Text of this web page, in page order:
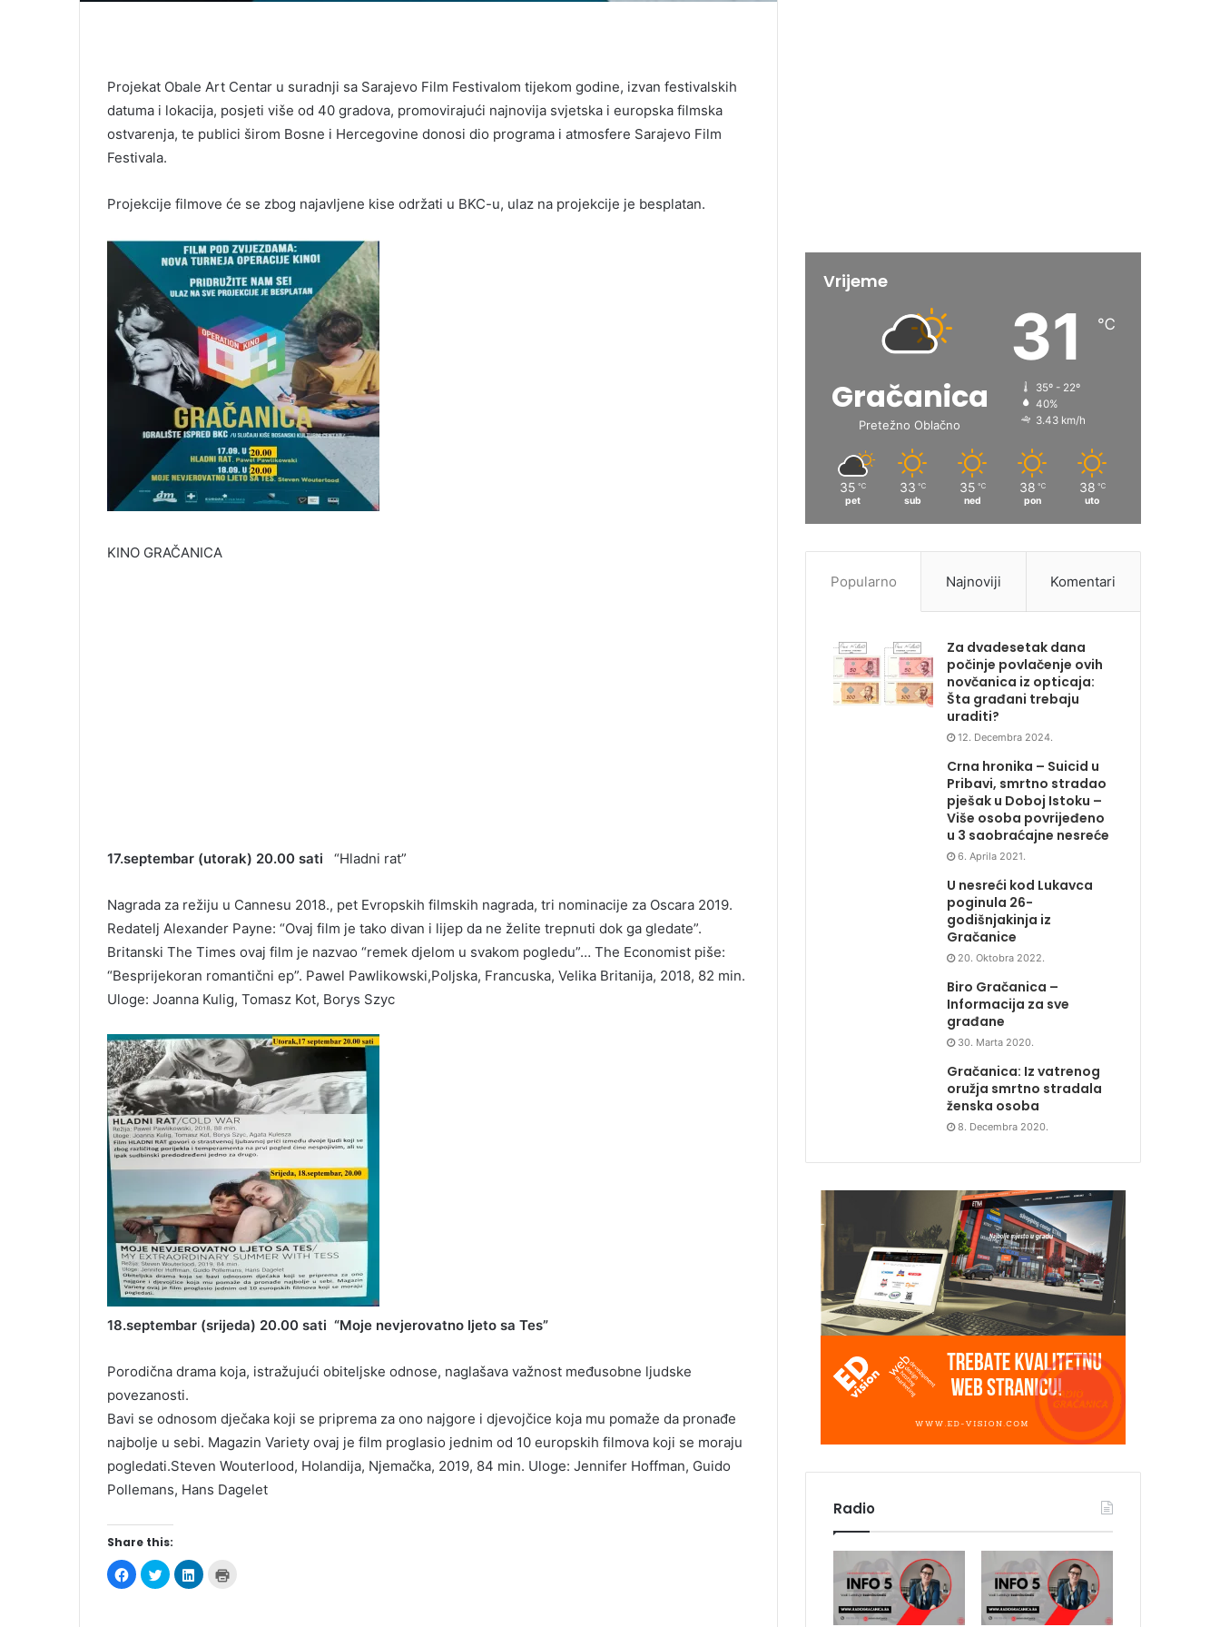
Projekat Obale Art Centar u suradnji sa Sarajevo Film Festivalom tijekom godine, izvan festivalskih
datuma i lokacija, posjeti više od 40 gradova, promovirajući najnovija svjetska i europska filmska
ostvarenja, te publici širom Bosne i Hercegovine donosi dio programa i atmosfere Sarajevo Film
Festivala.
Projekcije filmove će se zbog najavljene kise održati u BKC-u, ulaz na projekcije je besplatan.
KINO GRAČANICA
17.septembar (utorak) 20.00 sati “Hladni rat”
Nagrada za režiju u Cannesu 2018., pet Evropskih filmskih nagrada, tri nominacije za Oscara 2019.
Redatelj Alexander Payne: “Ovaj film je tako divan i lijep da ne želite trepnuti dok ga gledate”.
Britanski The Times ovaj film je nazvao “remek djelom u svakom pogledu”… The Economist piše:
“Besprijekoran romantični ep”. Pawel Pawlikowski,Poljska, Francuska, Velika Britanija, 2018, 82 min.
Uloge: Joanna Kulig, Tomasz Kot, Borys Szyc
18.septembar (srijeda) 20.00 sati “Moje nevjerovatno ljeto sa Tes”
Porodična drama koja, istražujući obiteljske odnose, naglašava važnost međusobne ljudske
povezanosti.
Bavi se odnosom dječaka koji se priprema za ono najgore i djevojčice koja mu pomaže da pronađe
najbolje u sebi. Magazin Variety ovaj je film proglasio jednim od 10 europskih filmova koji se moraju
pogledati.Steven Wouterlood, Holandija, Njemačka, 2019, 84 min. Uloge: Jennifer Hoffman, Guido
Pollemans, Hans Dagelet
Share this:
C
l
C
l
C
l
Vrijeme
Gračanica
Pretežno Oblačno
31 ℃
35º - 22º
40%
3.43 km/h
35 ℃
pet
33 ℃
sub
35 ℃
ned
38 ℃
pon
38 ℃
uto
Popularno Najnoviji Komentari
Za dvadesetak dana
počinje povlačenje ovih
novčanica iz opticaja:
Šta građani trebaju
uraditi?
12. Decembra 2024.
Crna hronika – Suicid u
Pribavi, smrtno stradao
pješak u Doboj Istoku –
Više osoba povrijeđeno
u 3 saobraćajne nesreće
6. Aprila 2021.
U nesreći kod Lukavca
poginula 26-
godišnjakinja iz
Gračanice
20. Oktobra 2022.
Biro Gračanica –
Informacija za sve
građane
30. Marta 2020.
Gračanica: Iz vatrenog
oružja smrtno stradala
ženska osoba
8. Decembra 2020.
Radio